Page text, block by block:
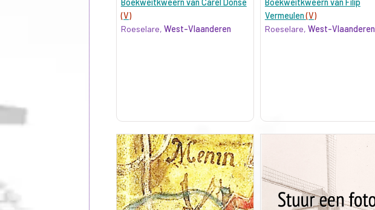
Boekweitkweern van Carel Donse
(V)
Roeselare, West-Vlaanderen
Boekweitkweern van Filip
Vermeulen(V)
Roeselare, West-Vlaanderen